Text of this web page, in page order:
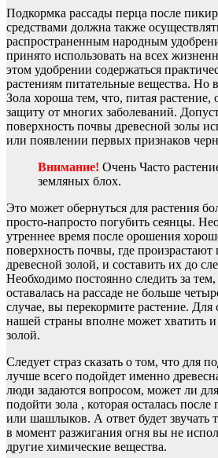
Подкормка рассады перца после
средствами должна также
распространенным народным
принято использовать на всех
этом удобрении содержаться
растениям питательные вещества. Но
Зола хороша тем, что, питая растение,
защиту от многих заболеваний.
поверхность почвы древесной золы
или появлении первых признаков
Внимание! Очень Часто
земляных блох.
Это может обернуться для растения
просто-напросто погубить сеянцы.
утреннее время после орошения
поверхность почвы, где
древесной золой, и составить их до
Необходимо постоянно следить за
оставалась на рассаде не больше
случае, вы перекормите растение. Для
нашей страны вполне может хватить
золой.
Следует страз сказать о том, что для
лучше всего подойдет именно
люди задаются вопросом, может ли
подойти зола , которая осталась
или шашлыков. А ответ будет звучать
в момент разжигания огня вы не
другие химические вещества.